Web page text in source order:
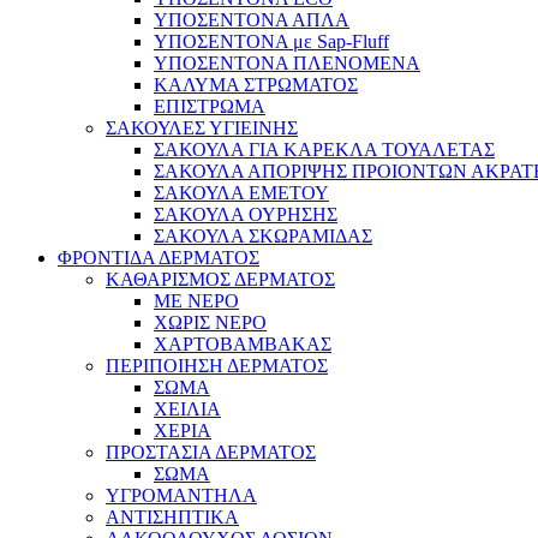
ΥΠΟΣΕΝΤΟΝΑ ΑΠΛΑ
ΥΠΟΣΕΝΤΟΝΑ με Sap-Fluff
ΥΠΟΣΕΝΤΟΝΑ ΠΛΕΝΟΜΕΝΑ
ΚΑΛΥΜΑ ΣΤΡΩΜΑΤΟΣ
ΕΠΙΣΤΡΩΜΑ
ΣΑΚΟΥΛΕΣ ΥΓΙΕΙΝΗΣ
ΣΑΚΟΥΛΑ ΓΙΑ ΚΑΡΕΚΛΑ ΤΟΥΑΛΕΤΑΣ
ΣΑΚΟΥΛΑ ΑΠΟΡΙΨΗΣ ΠΡΟΙΟΝΤΩΝ
ΣΑΚΟΥΛΑ ΕΜΕΤΟΥ
ΣΑΚΟΥΛΑ ΟΥΡΗΣΗΣ
ΣΑΚΟΥΛΑ ΣΚΩΡΑΜΙΔΑΣ
ΦΡΟΝΤΙΔΑ ΔΕΡΜΑΤΟΣ
ΚΑΘΑΡΙΣΜΟΣ ΔΕΡΜΑΤΟΣ
ΜΕ ΝΕΡΟ
ΧΩΡΙΣ ΝΕΡΟ
ΧΑΡΤΟΒΑΜΒΑΚΑΣ
ΠΕΡΙΠΟΙΗΣΗ ΔΕΡΜΑΤΟΣ
ΣΩΜΑ
ΧΕΙΛΙΑ
ΧΕΡΙΑ
ΠΡΟΣΤΑΣΙΑ ΔΕΡΜΑΤΟΣ
ΣΩΜΑ
ΥΓΡΟΜΑΝΤΗΛΑ
ΑΝΤΙΣΗΠΤΙΚΑ